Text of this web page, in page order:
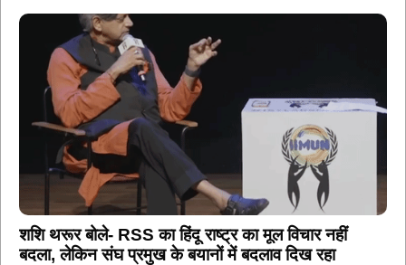
शशि थरूर बोले- RSS का हिंदू राष्ट्र का मूल विचार नहीं
बदला, लेकिन संघ प्रमुख के बयानों में बदलाव दिख रहा